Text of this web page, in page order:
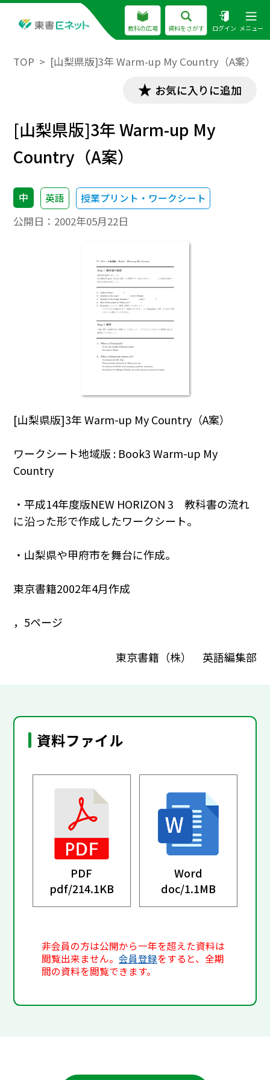
教科の広場 資料をさがす ログイン メニュー
TOP [山梨県版]3年 Warm-up My Country（A案）
お気に入りに追加
[山梨県版]3年 Warm-up My
Country（A案）
中 英語 授業プリント・ワークシート
公開日： 2002年05月22日
[山梨県版]3年 Warm-up My Country（A案）
ワークシート地域版 : Book3 Warm-up My
Country
・平成14年度版NEW HORIZON 3 教科書の流れ
に沿った形で作成したワークシート。
・山梨県や甲府市を舞台に作成。
東京書籍2002年4月作成
，5ページ
東京書籍（株） 英語編集部
資料ファイル
PDF
pdf/214.1KB
Word
doc/1.1MB
非会員の方は公開から一年を超えた資料は
閲覧出来ません。会員登録をすると、全期
間の資料を閲覧できます。